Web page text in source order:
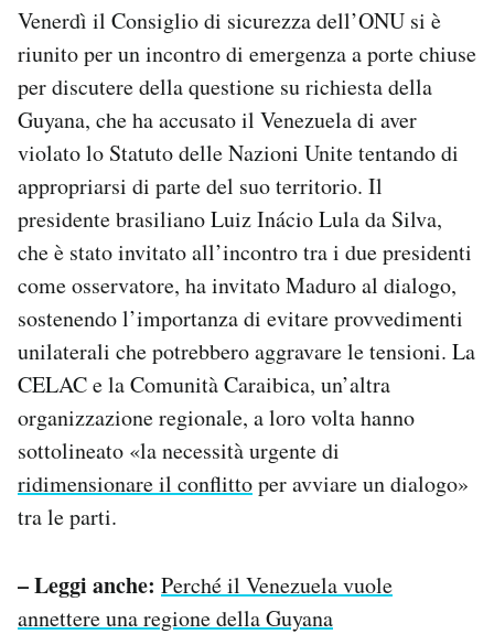
Venerdì il Consiglio di sicurezza dell’ONU si è
riunito per un incontro di emergenza a porte chiuse
per discutere della questione su richiesta della
Guyana, che ha accusato il Venezuela di aver
violato lo Statuto delle Nazioni Unite tentando di
appropriarsi di parte del suo territorio. Il
presidente brasiliano Luiz Inácio Lula da Silva,
che è stato invitato all’incontro tra i due presidenti
come osservatore, ha invitato Maduro al dialogo,
sostenendo l’importanza di evitare provvedimenti
unilaterali che potrebbero aggravare le tensioni. La
CELAC e la Comunità Caraibica, un’altra
organizzazione regionale, a loro volta hanno
sottolineato «la necessità urgente di
ridimensionare il conflittoper avviare un dialogo»
tra le parti.
– Leggi anche: Perché il Venezuela vuole
annettere una regione della Guyana